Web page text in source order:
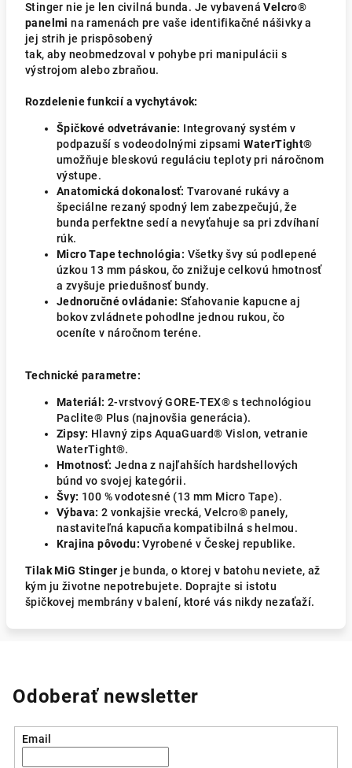
Stinger nie je len civilná bunda. Je vybavenáVelcro®
panelmi na ramenách pre vaše identifikačné nášivky a
jej strih je prispôsobený
tak, aby neobmedzoval v pohybe pri manipulácii s
výstrojom alebo zbraňou.
Rozdelenie funkcií a vychytávok:
Špičkové odvetrávanie: Integrovaný systém v
podpazuší s vodeodolnými zipsamiWaterTight®
umožňuje bleskovú reguláciu teploty pri náročnom
výstupe.
Anatomická dokonalosť: Tvarované rukávy a
špeciálne rezaný spodný lem zabezpečujú, že
bunda perfektne sedí a nevyťahuje sa pri zdvíhaní
rúk.
Micro Tape technológia: Všetky švy sú podlepené
úzkou 13 mm páskou, čo znižuje celkovú hmotnosť
a zvyšuje priedušnosť bundy.
Jednoručné ovládanie: Sťahovanie kapucne aj
bokov zvládnete pohodlne jednou rukou, čo
oceníte v náročnom teréne.
Technické parametre:
Materiál: 2-vrstvový GORE-TEX® s technológiou
Paclite® Plus (najnovšia generácia).
Zipsy: Hlavný zips AquaGuard® Vislon, vetranie
WaterTight®.
Hmotnosť: Jedna z najľahších hardshellových
búnd vo svojej kategórii.
Švy: 100 % vodotesné (13 mm Micro Tape).
Výbava: 2 vonkajšie vrecká, Velcro® panely,
nastaviteľná kapucňa kompatibilná s helmou.
Krajina pôvodu: Vyrobené v Českej republike.
Tilak MiG Stinger je bunda, o ktorej v batohu neviete, až
kým ju životne nepotrebujete. Doprajte si istotu
špičkovej membrány v balení, ktoré vás nikdy nezaťaží.
Odoberať newsletter
Email